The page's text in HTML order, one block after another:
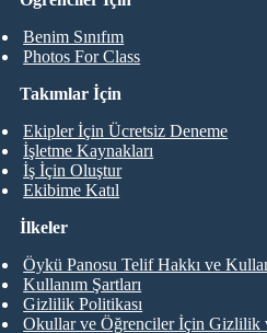
Benim Sınıfım
Photos For Class
Takımlar İçin
Ekipler İçin Ücretsiz Deneme
İşletme Kaynakları
İş İçin Oluştur
Ekibime Katıl
İlkeler
Öykü Panosu Telif Hakkı ve
Kullanım Şartları
Gizlilik Politikası
Okullar ve Öğrenciler İçin Gizlilik